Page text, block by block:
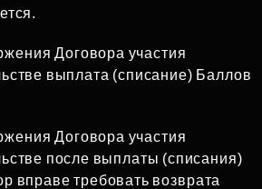
Договора участия
выплата (списание) Баллов
Договора участия
после выплаты (списания)
вправе требовать возврата